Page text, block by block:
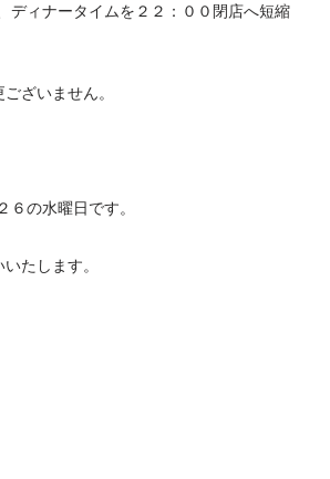
ディナータイムを２２：００閉店へ短縮
ざいません。
６の水曜日です。
たします。